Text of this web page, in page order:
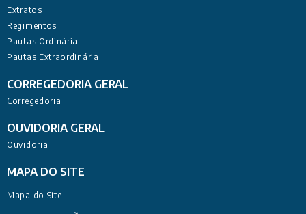
Extratos
Regimentos
Pautas Ordinária
Pautas Extraordinária
CORREGEDORIA GERAL
Corregedoria
OUVIDORIA GERAL
Ouvidoria
MAPA DO SITE
Mapa do Site